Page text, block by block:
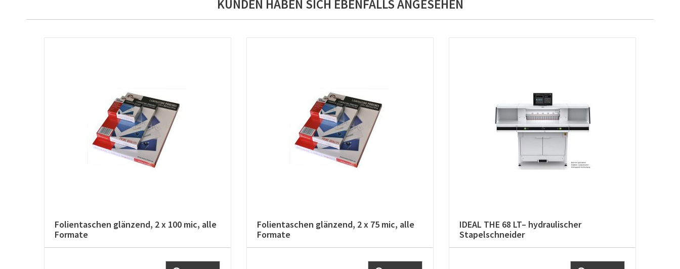
KUNDEN HABEN SICH EBENFALLS ANGESEHEN
Folientaschen glänzend, 2 x 100 mic, alle
Formate
Folientaschen glänzend, 2 x 75 mic, alle
Formate
IDEAL THE 68 LT– hydraulischer
Stapelschneider